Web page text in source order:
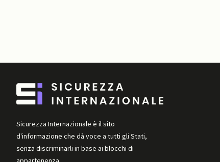
Sicurezza Internazionale è il sito
d'informazione che dà voce a tutti gli Stati,
senza discriminarli in base ai blocchi di